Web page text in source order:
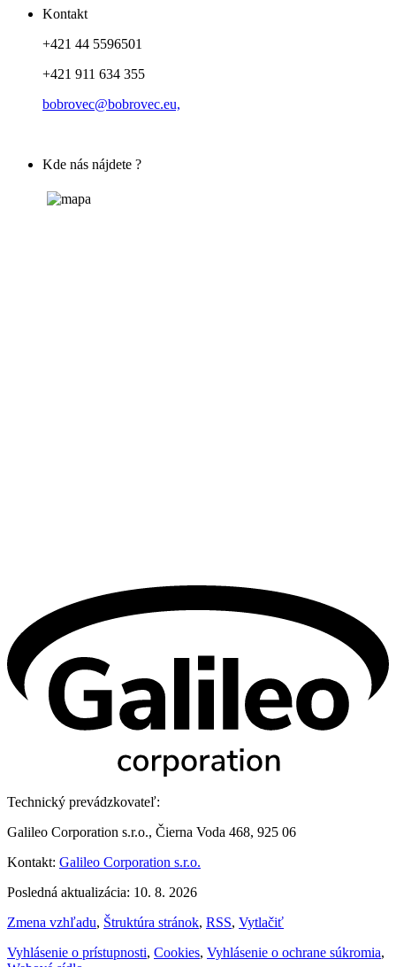
Kontakt
+421 44 5596501
+421 911 634 355
bobrovec@bobrovec.eu,
Kde nás nájdete ?
Technický prevádzkovateľ:
Galileo Corporation s.r.o., Čierna Voda 468, 925 06
Kontakt: Galileo Corporation s.r.o.
Posledná aktualizácia: 10. 8. 2026
Zmena vzhľadu, Štruktúra stránok, RSS, Vytlačiť
Vyhlásenie o prístupnosti, Cookies, Vyhlásenie o ochrane súkromia,